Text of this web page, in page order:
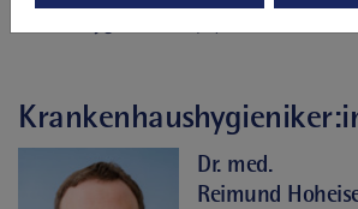
Dr. med.
Reimund